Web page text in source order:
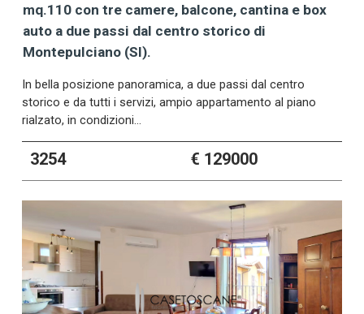
mq.110 con tre camere, balcone, cantina e box
auto a due passi dal centro storico di
Montepulciano (SI).
In bella posizione panoramica, a due passi dal centro
storico e da tutti i servizi, ampio appartamento al piano
rialzato, in condizioni…
3254 € 129000